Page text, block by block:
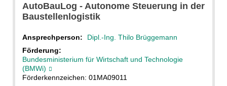
AutoBauLog - Autonome Steuerung in der
Baustellenlogistik
Ansprechperson:
Dipl.-Ing. Thilo Brüggemann
Förderung:
Bundesministerium für Wirtschaft und Technologie
(BMWi)
Förderkennzeichen: 01MA09011